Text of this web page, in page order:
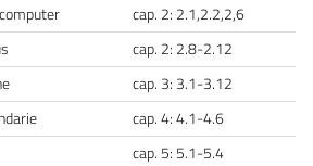
cap. 2: 2.1,2.2,2,6
cap. 2: 2.8-2.12
cap. 3: 3.1-3.12
cap. 4: 4.1-4.6
cap. 5: 5.1-5.4